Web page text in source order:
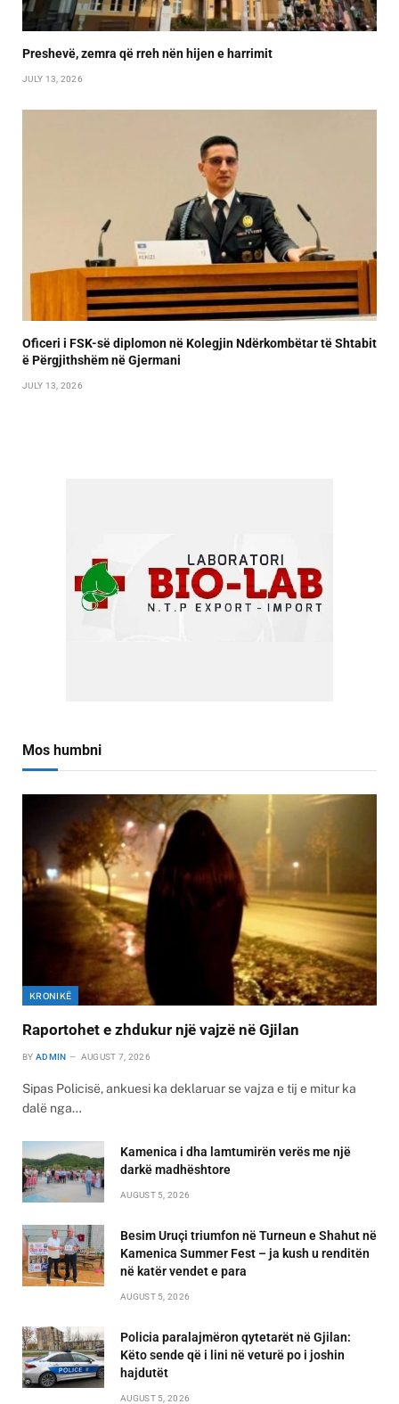
Preshevë, zemra që rreh nën hijen e harrimit
JULY 13, 2026
Oficeri i FSK-së diplomon në Kolegjin Ndërkombëtar të Shtabit
ë Përgjithshëm në Gjermani
JULY 13, 2026
Mos humbni
KRONIKË
Raportohet e zhdukur një vajzë në Gjilan
BY ADMIN AUGUST 7, 2026
Sipas Policisë, ankuesi ka deklaruar se vajza e tij e mitur ka
dalë nga…
Kamenica i dha lamtumirën verës me një
darkë madhështore
AUGUST 5, 2026
Besim Uruçi triumfon në Turneun e Shahut në
Kamenica Summer Fest – ja kush u renditën
në katër vendet e para
AUGUST 5, 2026
Policia paralajmëron qytetarët në Gjilan:
Këto sende që i lini në veturë po i joshin
hajdutët
AUGUST 5, 2026